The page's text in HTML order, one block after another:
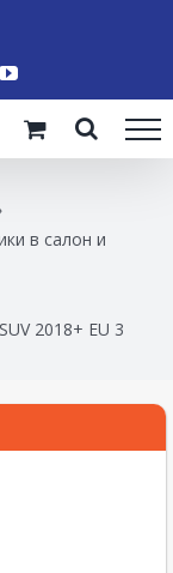
в салон и
2018+ EU 3